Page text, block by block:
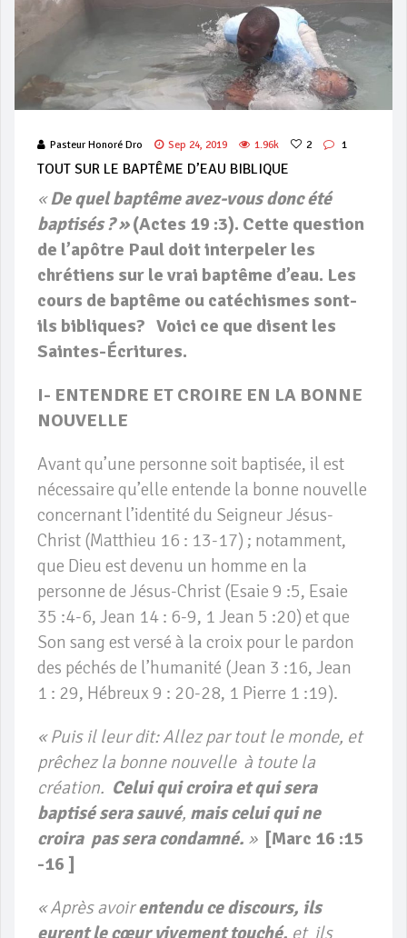
Pasteur Honoré Dro Sep 24, 2019 1.96k 2 1
TOUT SUR LE BAPTÊME D’EAU BIBLIQUE
«De quel baptême avez-vous donc été
baptisés ? »(Actes 19 :3). Cette question
de l’apôtre Paul doit interpeler les
chrétiens sur le vrai baptême d’eau. Les
cours de baptême ou catéchismes sont-
ils bibliques? Voici ce que disent les
Saintes-Écritures.
I- ENTENDRE ET CROIRE EN LA BONNE
NOUVELLE
Avant qu’une personne soit baptisée, il est
nécessaire qu’elle entende la bonne nouvelle
concernant l’identité du Seigneur Jésus-
Christ (Matthieu 16 : 13-17) ; notamment,
que Dieu est devenu un homme en la
personne de Jésus-Christ (Esaie 9 :5, Esaie
35 :4-6, Jean 14 : 6-9, 1 Jean 5 :20) et que
Son sang est versé à la croix pour le pardon
des péchés de l’humanité (Jean 3 :16, Jean
1 : 29, Hébreux 9 : 20-28, 1 Pierre 1 :19).
« Puis il leur dit: Allez par tout le monde, et
prêchez la bonne nouvelle à toute la
création. Celui qui croira et qui sera
baptisé sera sauvé, mais celui qui ne
croira pas sera condamné. » [Marc 16 :15
-16 ]
« Après avoirentendu ce discours, ils
eurent le cœur vivement touché, et ils